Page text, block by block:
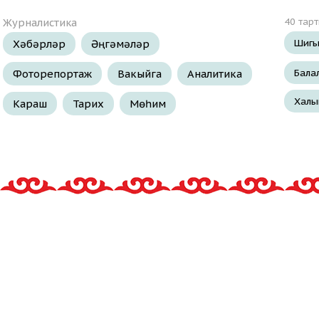
Журналистика
Хәбәрләр
Әңгәмәләр
Фоторепортаж Вакыйга Аналитика
Караш Тарих Мөһим
40